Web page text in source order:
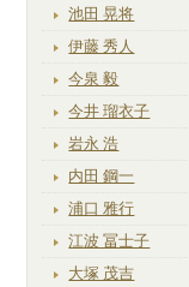
池田 晃将
伊藤 秀人
今泉 毅
今井 瑠衣子
岩永 浩
内田 鋼一
浦口 雅行
江波 冨士子
大塚 茂吉